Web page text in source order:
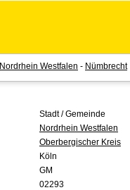
Nordrhein Westfalen - Nümbrecht
Stadt / Gemeinde
Nordrhein Westfalen
Oberbergischer Kreis
Köln
GM
02293